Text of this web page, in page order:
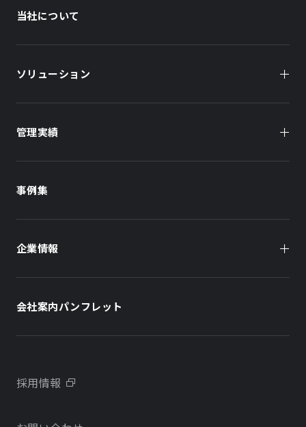
当社について
ソリューション
オーナー様向け
オフィスビル
住まい（社宅・賃貸住宅）
学校・教育施設
不動産開発をご検討の方へ
管理実績
住まい（賃貸住宅）
事例集
企業情報
会社案内パンフレット
採用情報